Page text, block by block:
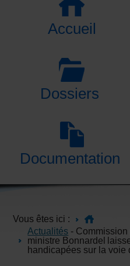
Accueil
Dossiers
Documentation
Vous êtes ici :
Actualités -
ministre Bonnardel
handicapées sur la voie